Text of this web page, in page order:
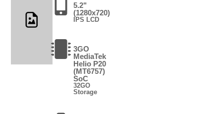
5.2"
(1280x720)
IPS LCD
3GO
MediaTek
Helio P20
(MT6757)
SoC
32GO
Storage